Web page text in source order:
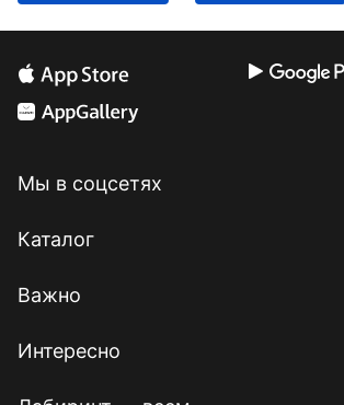
Мы в соцсетях
Каталог
Важно
Интересно